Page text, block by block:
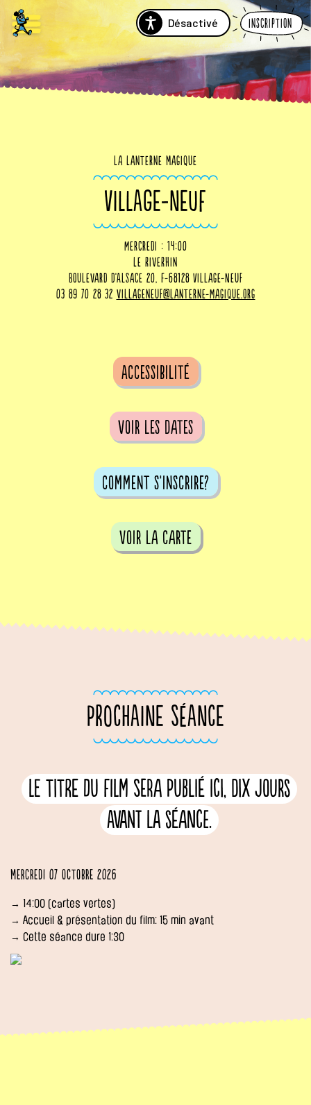
Désactivé Inscription
La Lanterne Magique
VILLAGE-NEUF
mercredi : 14:00
Le RiveRhin
Boulevard d'Alsace 20, F-68128 Village-Neuf
03 89 70 28 32 villageneuf@lanterne-magique.org
Accessibilité
voir les dates
comment s'inscrire?
voir la carte
PROCHAINE SÉANCE
Le titre du film sera publié ici, dix jours
avant la séance.
Mercredi 07 octobre 2026
→ 14:00 (cartes vertes)
→ Accueil & présentation du film: 15 min avant
→ Cette séance dure 1:30